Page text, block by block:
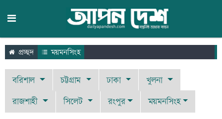
প্রচ্ছদ ময়মনসিংহ
বরিশাল চট্টগ্রাম ঢাকা
খুলনা
রাজশাহী
সিলেট রংপুর ময়মনসিংহ